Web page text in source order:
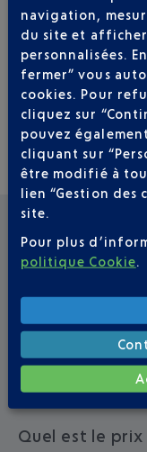
LUN
1
MAR
0 0
Quelle est la
Aalborg ?
La durée de vol
de 2 h 30.
Quel est le
navigation,
du site et
personnalisées.
fermer” vous
cookies. Pour
cliquez sur
pouvez
cliquant sur
être modifié à
lien “Gestion des
site.
Pour plus
politique Cookie